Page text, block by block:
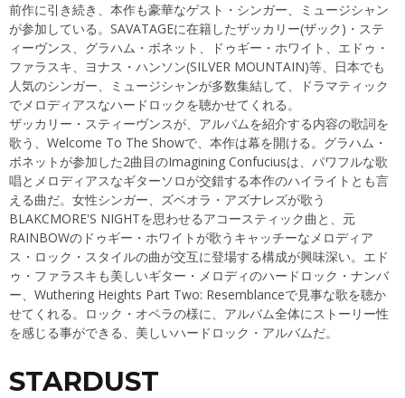
前作に引き続き、本作も豪華なゲスト・シンガー、ミュージシャン
が参加している。SAVATAGEに在籍したザッカリー(ザック)・ステ
ィーヴンス、グラハム・ボネット、ドゥギー・ホワイト、エドゥ・
ファラスキ、ヨナス・ハンソン(SILVER MOUNTAIN)等、日本でも
人気のシンガー、ミュージシャンが多数集結して、ドラマティック
でメロディアスなハードロックを聴かせてくれる。
ザッカリー・スティーヴンスが、アルバムを紹介する内容の歌詞を
歌う、Welcome To The Showで、本作は幕を開ける。グラハム・
ボネットが参加した2曲目のImagining Confuciusは、パワフルな歌
唱とメロディアスなギターソロが交錯する本作のハイライトとも言
える曲だ。女性シンガー、ズベオラ・アズナレズが歌う
BLAKCMORE'S NIGHTを思わせるアコースティック曲と、元
RAINBOWのドゥギー・ホワイトが歌うキャッチーなメロディア
ス・ロック・スタイルの曲が交互に登場する構成が興味深い。エド
ゥ・ファラスキも美しいギター・メロディのハードロック・ナンバ
ー、Wuthering Heights Part Two: Resemblanceで見事な歌を聴か
せてくれる。ロック・オペラの様に、アルバム全体にストーリー性
を感じる事ができる、美しいハードロック・アルバムだ。
STARDUST